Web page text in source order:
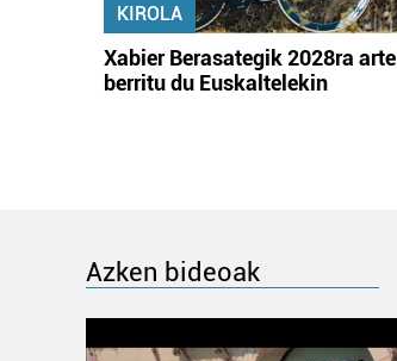
KIROLA
Xabier Berasategik 2028ra arte
berritu du Euskaltelekin
Azken bideoak